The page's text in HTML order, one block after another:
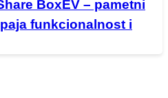
BoxEV – pametni
funkcionalnost i